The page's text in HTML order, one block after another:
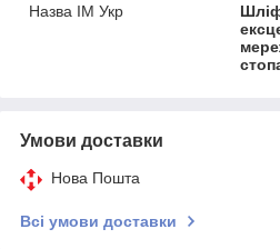
Назва ІМ Укр
Умови доставки
Нова Пошта
Всі умови доставки